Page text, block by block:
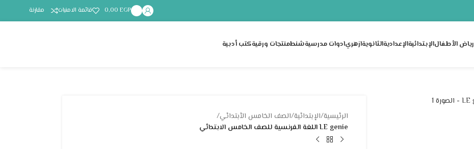
0,00EGP قائمة الامنيات مقارنة
رياض الأطفالالإبتدائيةالإعداديةالثانويةازهريادوات مدرسيةشنطمنتجات ورقيةكتب أدبية
الرئيسية/الإبتدائية/الصف الخامس الأبتدائي/
LE genie اللغة الفرنسية للصف الخامس الابتدائي